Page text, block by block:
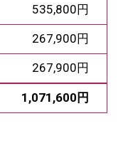
535,800円
267,900円
267,900円
1,071,600円